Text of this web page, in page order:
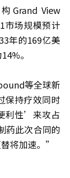
Grand View
市场规模预计
年的169亿美
。
等全球新
保持疗效同时
利性’来攻占
药此次合同的
将加速。”